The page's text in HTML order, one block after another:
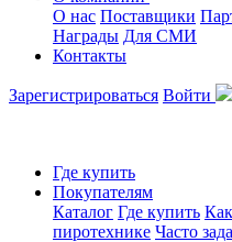
О нас Поставщики
Награды Для СМИ
Контакты
Зарегистрироваться Войти
Где купить
Покупателям
Каталог Где купить
пиротехнике Часто